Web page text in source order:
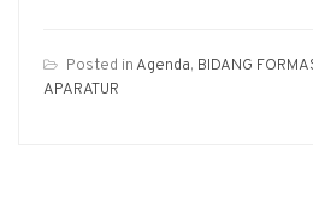
Posted in Agenda, BIDANG
APARATUR